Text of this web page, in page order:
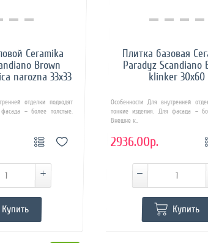
клик
Ceramika
Brown
narozna 33x33
отделки подходят
– более толстые.
Купить
Купить в 1 клик
Плитка базовая
Paradyz Scandiano
klinker 30x60
Особенности Для внутренней
тонкие изделия. Для фасада –
Внешне к..
2936.00р.
Купить